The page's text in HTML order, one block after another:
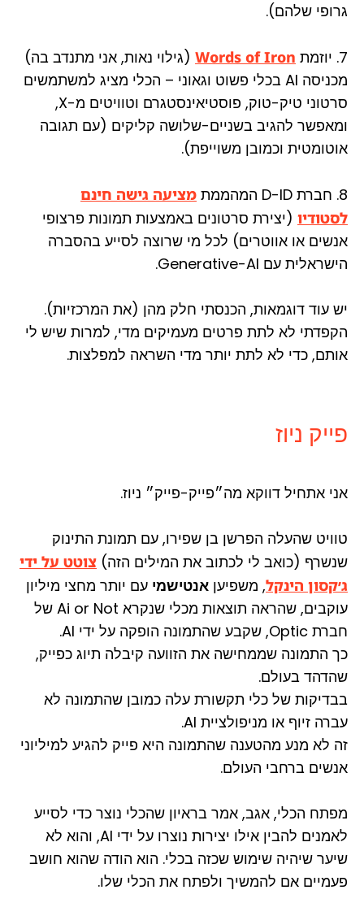
גרופי שלהם).
7. יוזמת Words of Iron (גילוי נאות, אני מתנדב בה)
מכניסה AI בכלי פשוט וגאוני – הכלי מציג למשתמשים
סרטוני טיק-טוק, פוסטיאינסטגרם וטוויטים מ-X,
ומאפשר להגיב בשניים-שלושה קליקים (עם תגובה
אוטומטית וכמובן משוייפת).
8. חברת D-ID המהממת
מציעה גישה חינם
לסטודיו (יצירת סרטונים באמצעות תמונות פרצופי
אנשים או אווטרים) לכל מי שרוצה לסייע בהסברה
הישראלית עם Generative-AI.
יש עוד דוגמאות, הכנסתי חלק מהן (את המרכזיות).
הקפדתי לא לתת פרטים מעמיקים מדי, למרות שיש לי
אותם, כדי לא לתת יותר מדי השראה למפלצות.
פייק ניוז
אני אתחיל דווקא מה״פייק-פייק״ ניוז.
טוויט שהעלה הפרשן בן שפירו, עם תמונת התינוק
שנשרף (כואב לי לכתוב את המילים הזה) צוטט על ידי
ג׳קסון הינקל, משפיען אנטישמי עם יותר מחצי מיליון
עוקבים, שהראה תוצאות מכלי שנקרא Ai or Not של
חברת Optic, שקבע שהתמונה הופקה על ידי AI.
כך התמונה שממחישה את הזוועה קיבלה תיוג כפייק,
שהדהד בעולם.
בבדיקות של כלי תקשורת עלה כמובן שהתמונה לא
עברה זיוף או מניפולציית AI.
זה לא מנע מהטענה שהתמונה היא פייק להגיע למיליוני
אנשים ברחבי העולם.
מפתח הכלי, אגב, אמר בראיון שהכלי נוצר כדי לסייע
לאמנים להבין אילו יצירות נוצרו על ידי AI, והוא לא
שיער שיהיה שימוש שכזה בכלי. הוא הודה שהוא חושב
פעמיים אם להמשיך ולפתח את הכלי שלו.